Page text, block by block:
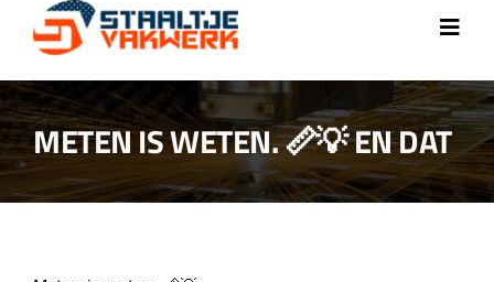
Home
Over ons
Aanleverspecificaties
METEN IS WETEN. 📏💡 EN DAT